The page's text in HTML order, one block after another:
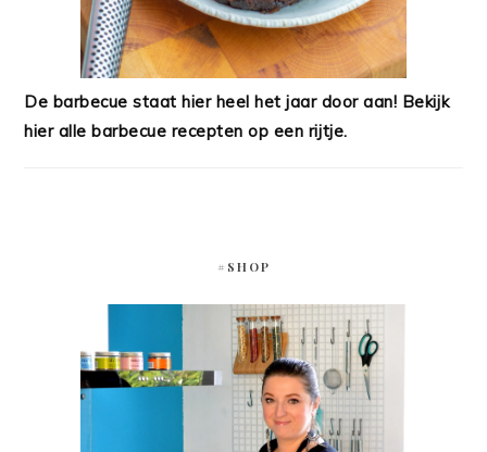
De barbecue staat hier heel het jaar door aan! Bekijk
hier alle barbecue recepten op een rijtje.
#SHOP